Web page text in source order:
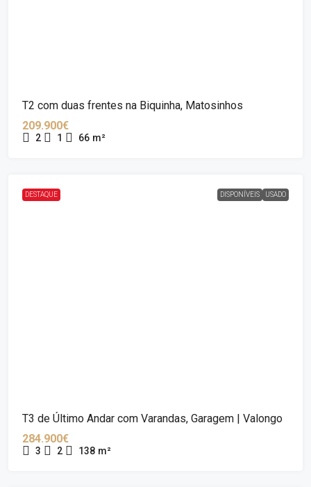
T2 com duas frentes na Biquinha, Matosinhos
209.900€
2 1 66 m²
DESTAQUE DISPONÍVEIS USADO
T3 de Último Andar com Varandas, Garagem | Valongo
284.900€
3 2 138 m²